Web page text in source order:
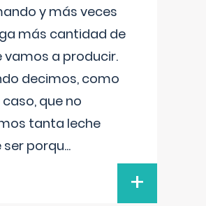
y más veces
más cantidad de
vamos a producir.
decimos, como
que no
tanta leche
ser porqu...
+